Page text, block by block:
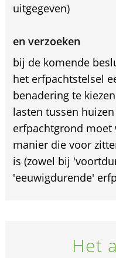
uitgegeven)
en verzoeken
bij de komende
het erfpachtstelsel
benadering te
lasten tussen
erfpachtgrond moet
manier die voor
is (zowel bij
'eeuwigdurende'
Het